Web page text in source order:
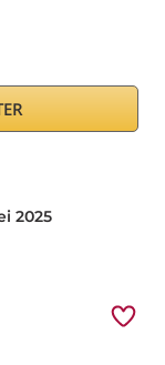
2025